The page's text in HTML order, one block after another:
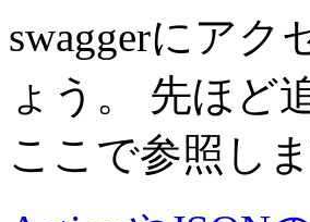
swaggerにア
ょう。 先ほど
ここで参照しま